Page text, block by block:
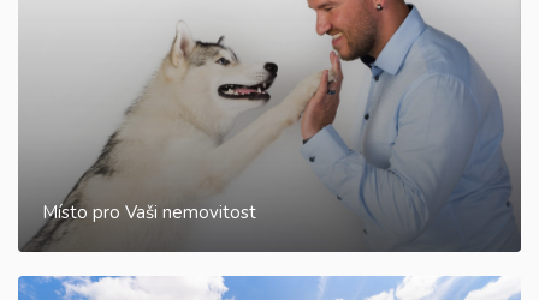
Místo pro Vaši nemovitost